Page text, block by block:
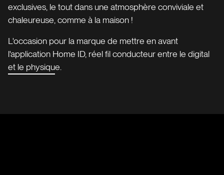
exclusives, le tout dans une atmosphère conviviale et
chaleureuse, comme à la maison !
L'occasion pour la marque de mettre en avant
l'application Home ID, réel fil conducteur entre le digital
et le physique.